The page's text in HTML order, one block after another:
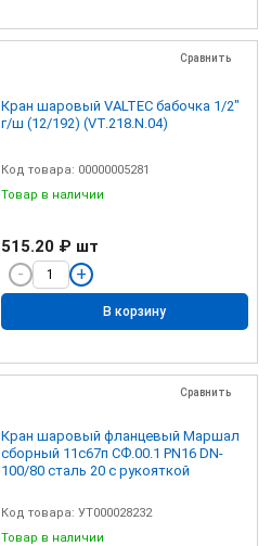
Сравнить
Кран шаровый VALTEC бабочка 1/2"
г/ш (12/192) (VT.218.N.04)
Код товара: 00000005281
Товар в наличии
515.20 ₽ шт
В корзину
Сравнить
Кран шаровый фланцевый Маршал
сборный 11с67п СФ.00.1 PN16 DN-
100/80 сталь 20 с рукояткой
Код товара: УТ000028232
Товар в наличии